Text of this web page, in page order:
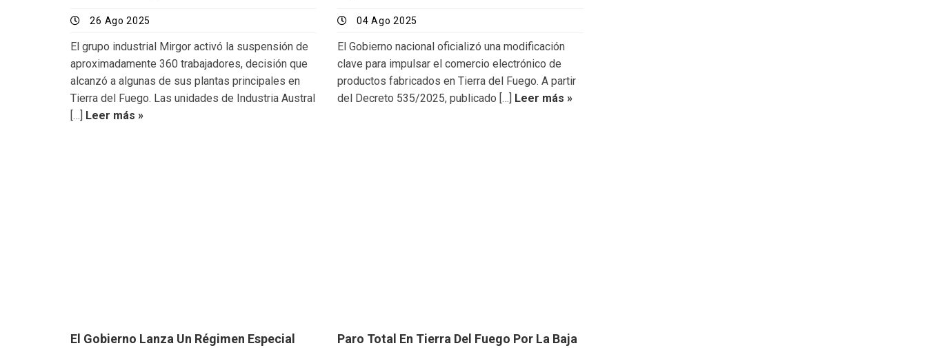
26 Ago 2025
El grupo industrial Mirgor activó la suspensión de
aproximadamente 360 trabajadores, decisión que
alcanzó a algunas de sus plantas principales en
Tierra del Fuego. Las unidades de Industria Austral
[…]
Leer más »
04 Ago 2025
El Gobierno nacional oficializó una modificación
clave para impulsar el comercio electrónico de
productos fabricados en Tierra del Fuego. A partir
del Decreto 535/2025, publicado […]
Leer más »
El Gobierno Lanza Un Régimen Especial
Paro Total En Tierra Del Fuego Por La Baja